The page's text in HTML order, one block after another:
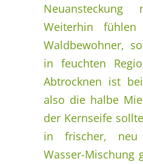
Weiterhin
Waldbewohner,
in feuchten
Abtrocknen ist
also die halbe
der Kernseife
in frischer, neu
Wasser-Mischung